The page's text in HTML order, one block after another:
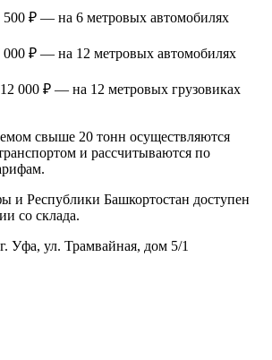
500 ₽ — на 6 метровых автомобилях
000 ₽ — на 12 метровых автомобилях
000 ₽ — на 12 метровых грузовиках
свыше 20 тонн осуществляются
и рассчитываются по
и Республики Башкортостан доступен
со склада.
Уфа, ул. Трамвайная, дом 5/1